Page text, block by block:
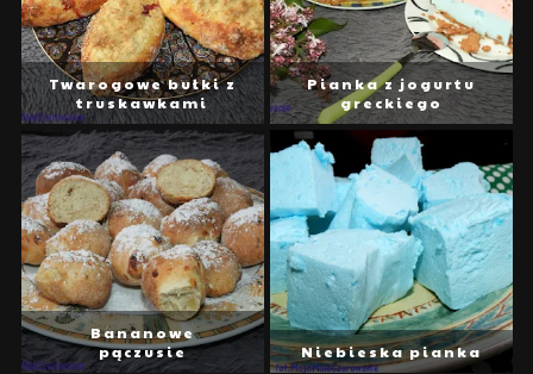
Twarogowe bułki z
truskawkami
Pianka z jogurtu
greckiego
Bananowe
pączusie
Niebieska pianka